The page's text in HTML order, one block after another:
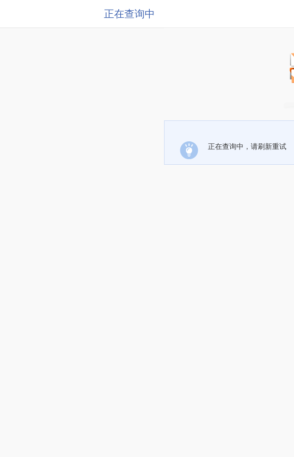
正在查询中
正在查询中，请刷新重试